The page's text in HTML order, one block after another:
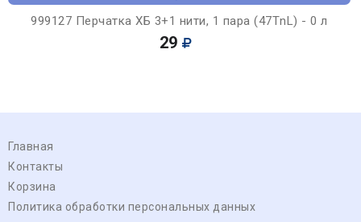
999127 Перчатка ХБ 3+1 нити, 1 пара (47ТnL) - 0 л
29
Главная
Контакты
Корзина
Политика обработки персональных данных